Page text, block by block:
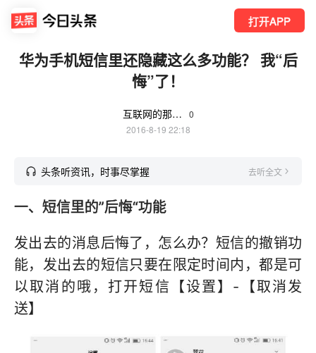
打开APP
华为手机短信里还隐藏这么多功能？ 我“后
悔”了！
互联网的那点事
0
2016-8-19 22:18
头条听资讯，时事尽掌握 去听全文
一、短信里的”后悔“功能
发出去的消息后悔了，怎么办？短信的撤销功
能，发出去的短信只要在限定时间内，都是可
以取消的哦，打开短信【设置】-【取消发
送】